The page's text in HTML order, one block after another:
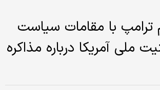
با مقامات سیاست
ملی آمریکا درباره مذاکره